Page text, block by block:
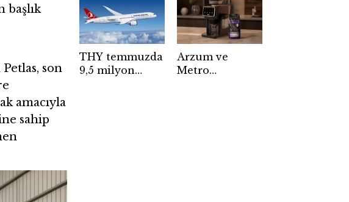
başlık
son
amacıyla
sahip
THY temmuzda
9,5 milyon
Arzum ve
Metro